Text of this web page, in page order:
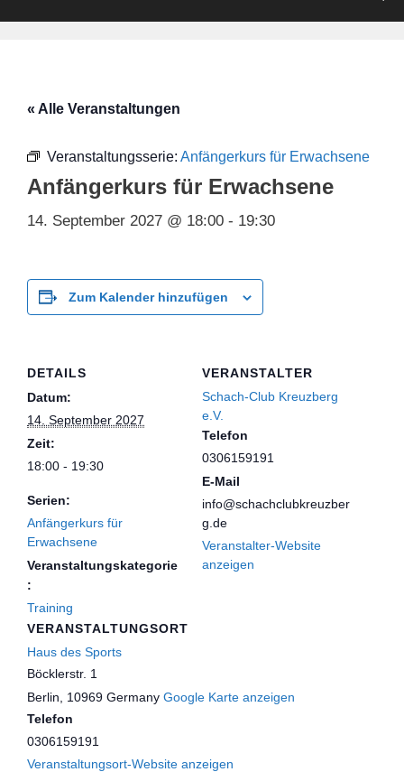
« Alle Veranstaltungen
Veranstaltungsserie: Anfängerkurs für Erwachsene
Anfängerkurs für Erwachsene
14. September 2027 @ 18:00 - 19:30
Zum Kalender hinzufügen
DETAILS
Datum:
14. September 2027
Zeit:
18:00 - 19:30
Serien:
Anfängerkurs für
Erwachsene
Veranstaltungskategorie
:
Training
VERANSTALTUNGSORT
Haus des Sports
Böcklerstr. 1
Berlin
10969 Germany Google Karte anzeigen
Telefon
0306159191
Veranstaltungsort-Website anzeigen
VERANSTALTER
Schach-Club Kreuzberg
e.V.
Telefon
0306159191
E-Mail
info@schachclubkreuzber
g.de
Veranstalter-Website
anzeigen